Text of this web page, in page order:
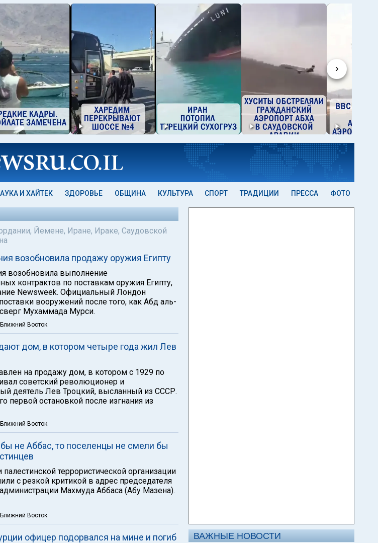
›
И ХАЙТЕК ЗДОРОВЬЕ ОБЩИНА КУЛЬТУРА СПОРТ ТРАДИЦИИ ПРЕССА ФОТО
Йемене, Иране, Ираке, Саудовской
возобновила продажу оружия Египту
возобновила выполнение
контрактов по поставкам оружия Египту,
Newsweek. Официальный Лондон
вооружений после того, как Абд аль-
Мухаммада Мурси.
Восток
дом, в котором четыре года жил Лев
на продажу дом, в котором с 1929 по
советский революционер и
деятель Лев Троцкий, высланный из СССР.
первой остановкой после изгнания из
Восток
не Аббас, то поселенцы не смели бы
палестинской террористической организации
с резкой критикой в адрес председателя
Махмуда Аббаса (Абу Мазена).
Восток
офицер подорвался на мине и погиб ВАЖНЫЕ НОВОСТИ